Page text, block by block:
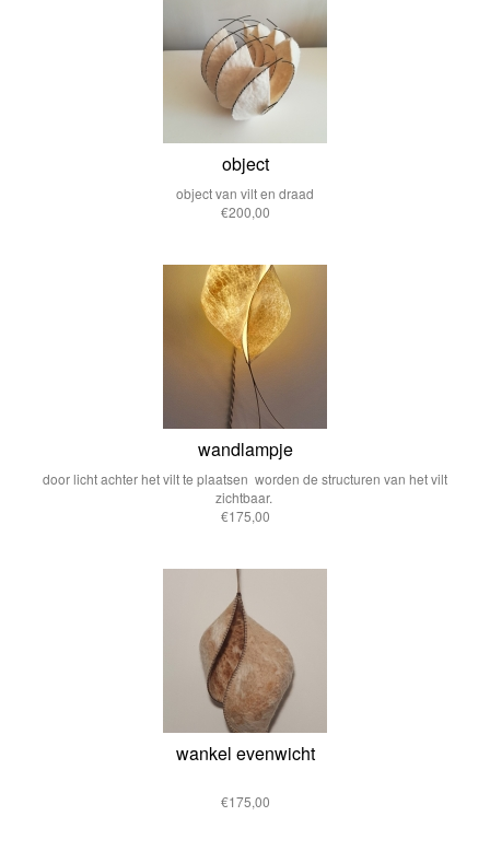
object
object van vilt en draad
€200,00
wandlampje
door licht achter het vilt te plaatsen worden de structuren van het vilt
zichtbaar.
€175,00
wankel evenwicht
€175,00